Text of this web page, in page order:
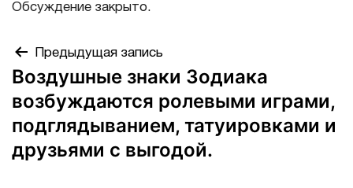
Обсуждение закрыто.
Предыдущая запись
Воздушные знаки Зодиака
возбуждаются ролевыми играми,
подглядыванием, татуировками и
друзьями с выгодой.